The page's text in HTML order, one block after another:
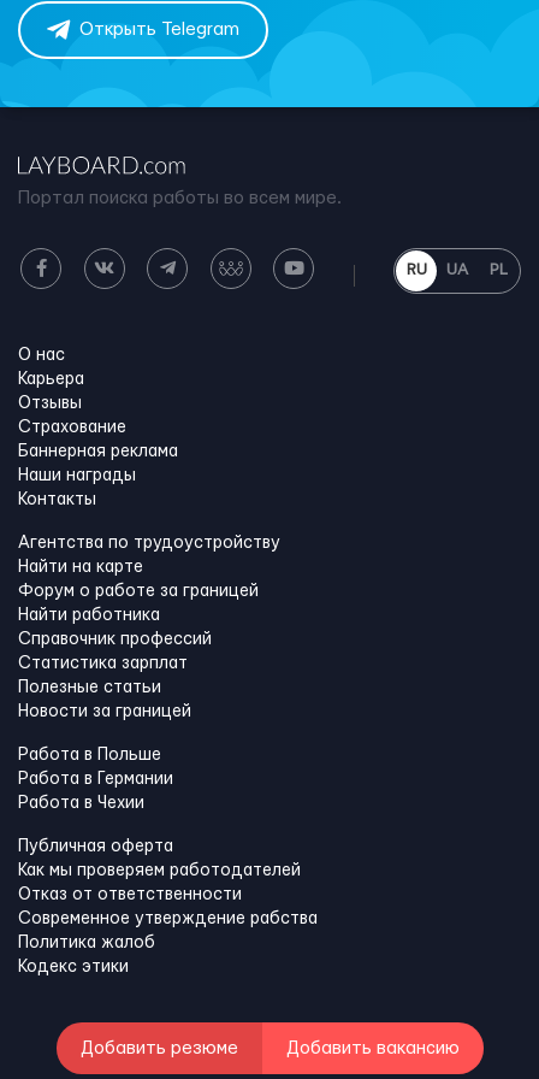
Открыть Telegram
Портал поиска работы во всем мире.
RU UA PL
О нас
Карьера
Отзывы
Страхование
Баннерная реклама
Наши награды
Контакты
Агентства по трудоустройству
Найти на карте
Форум о работе за границей
Найти работника
Справочник профессий
Статистика зарплат
Полезные статьи
Новости за границей
Работа в Польше
Работа в Германии
Работа в Чехии
Публичная оферта
Как мы проверяем работодателей
Отказ от ответственности
Современное утверждение рабства
Политика жалоб
Кодекс этики
Добавить резюме Добавить вакансию